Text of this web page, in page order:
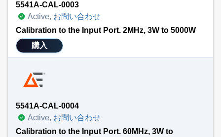
5541A-CAL-0003
Active, お問い合わせ
Calibration to the Input Port. 2MHz, 3W to 5000W
購入
5541A-CAL-0004
Active, お問い合わせ
Calibration to the Input Port. 60MHz, 3W to